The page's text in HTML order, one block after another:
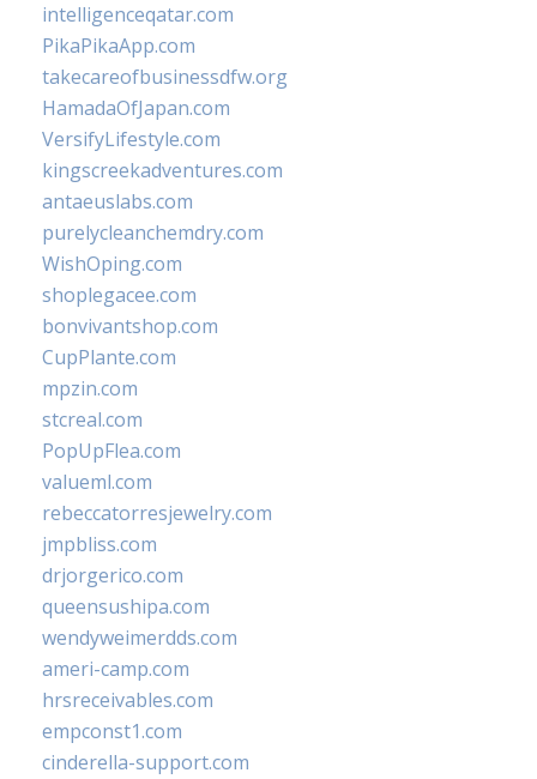
intelligenceqatar.com
PikaPikaApp.com
takecareofbusinessdfw.org
HamadaOfJapan.com
VersifyLifestyle.com
kingscreekadventures.com
antaeuslabs.com
purelycleanchemdry.com
WishOping.com
shoplegacee.com
bonvivantshop.com
CupPlante.com
mpzin.com
stcreal.com
PopUpFlea.com
valueml.com
rebeccatorresjewelry.com
jmpbliss.com
drjorgerico.com
queensushipa.com
wendyweimerdds.com
ameri-camp.com
hrsreceivables.com
empconst1.com
cinderella-support.com